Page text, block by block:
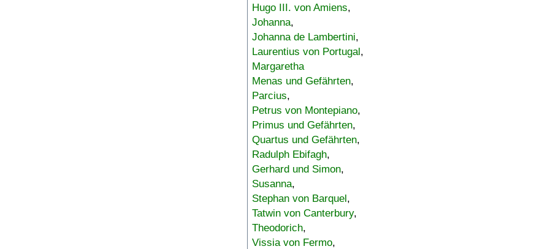
Hugo III. von Amiens,
Johanna,
Johanna de Lambertini,
Laurentius von Portugal,
Margaretha
Menas und Gefährten,
Parcius,
Petrus von Montepiano,
Primus und Gefährten,
Quartus und Gefährten,
Radulph Ebifagh,
Gerhard und Simon,
Susanna,
Stephan von Barquel,
Tatwin von Canterbury,
Theodorich,
Vissia von Fermo,